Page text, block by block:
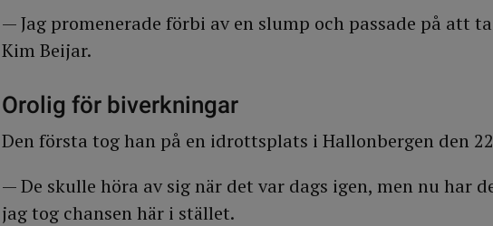
— Jag promenerade förbi av en slump och passade på att
Kim Beijar.
Orolig för biverkningar
Den första tog han på en idrottsplats i Hallonbergen den
— De skulle höra av sig när det var dags igen, men nu har
jag tog chansen här i stället.